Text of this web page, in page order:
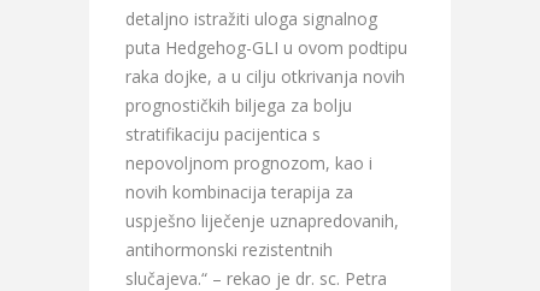
detaljno istražiti uloga signalnog
puta Hedgehog-GLI u ovom podtipu
raka dojke, a u cilju otkrivanja novih
prognostičkih biljega za bolju
stratifikaciju pacijentica s
nepovoljnom prognozom, kao i
novih kombinacija terapija za
uspješno liječenje uznapredovanih,
antihormonski rezistentnih
slučajeva.“ – rekao je dr. sc. Petra